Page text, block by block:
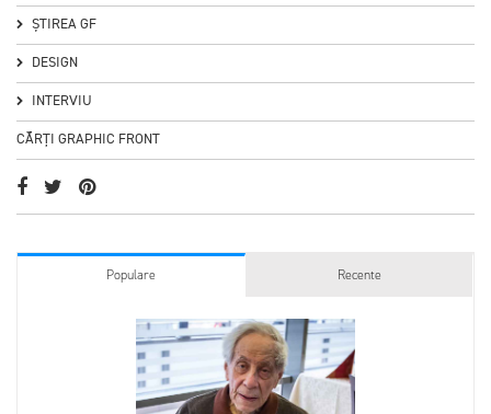
ȘTIREA GF
DESIGN
INTERVIU
CĂRȚI GRAPHIC FRONT
Populare Recente